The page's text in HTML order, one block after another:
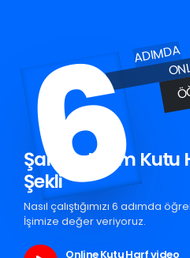
6ADIMDA
Şarköy Krom Kutu
Şekli
Nasıl çalıştığımızı 6 adımda
İşimize değer veriyoruz.
Online Kutu Harf video